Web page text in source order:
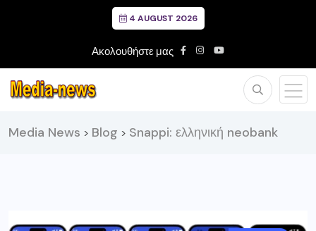
4 AUGUST 2026
Ακολουθήστε μας
Media News > Blog > Snappi: ελληνική neobank